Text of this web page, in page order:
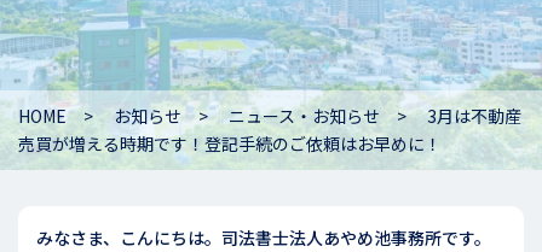
HOME お知らせ ニュース・お知らせ
3月は不動産
売買が増える時期です！登記手続のご依頼はお早めに！
みなさま、こんにちは。司法書士法人あやめ池事務所です。